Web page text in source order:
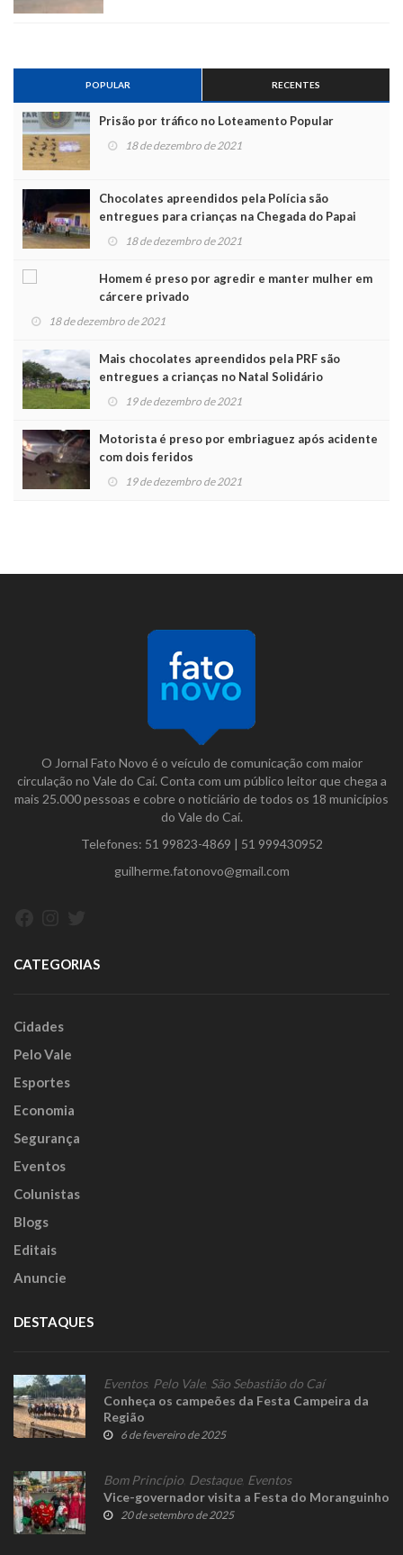
POPULAR RECENTES
Prisão por tráfico no Loteamento Popular
18 de dezembro de 2021
Chocolates apreendidos pela Polícia são
entregues para crianças na Chegada do Papai
Noel 18 de dezembro de 2021
Homem é preso por agredir e manter mulher em
cárcere privado
18 de dezembro de 2021
Mais chocolates apreendidos pela PRF são
entregues a crianças no Natal Solidário
19 de dezembro de 2021
Motorista é preso por embriaguez após acidente
com dois feridos
19 de dezembro de 2021
O Jornal Fato Novo é o veículo de comunicação com maior
circulação no Vale do Caí. Conta com um público leitor que chega a
mais 25.000 pessoas e cobre o noticiário de todos os 18 municípios
do Vale do Caí.
Telefones: 51 99823-4869 | 51 999430952
guilherme.fatonovo@gmail.com
CATEGORIAS
Cidades
Pelo Vale
Esportes
Economia
Segurança
Eventos
Colunistas
Blogs
Editais
Anuncie
DESTAQUES
Eventos, Pelo Vale, São Sebastião do Caí
Conheça os campeões da Festa Campeira da
Região
6 de fevereiro de 2025
Bom Princípio Destaque, Eventos
Vice-governador visita a Festa do Moranguinho
20 de setembro de 2025